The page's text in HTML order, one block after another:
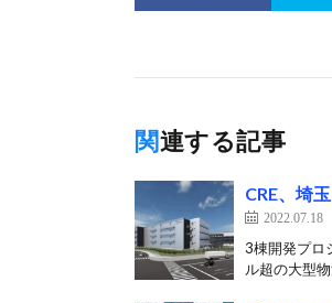
関連する記事
CRE、埼
2022.07.18
3棟開発プロ
ル超の大型